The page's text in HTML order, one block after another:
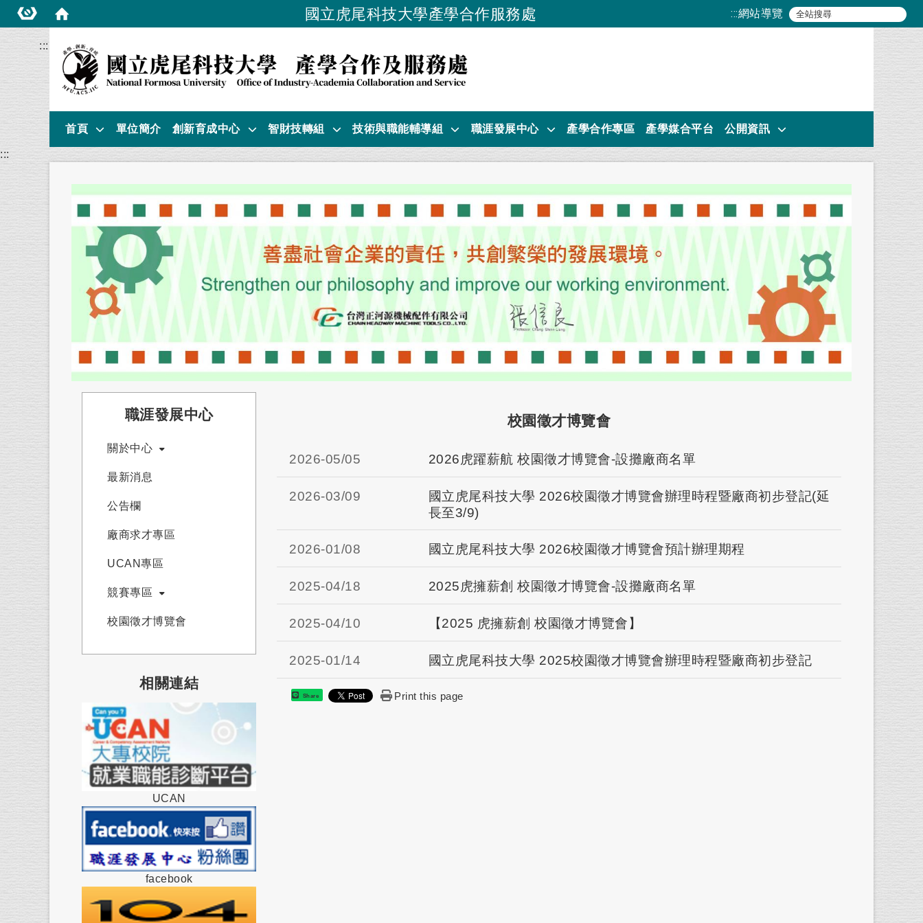
國立虎尾科技大學產學合作服務處 :::網站導覽
跳到主要內容
:::
首頁 單位簡介 創新育成中心 智財技轉組 技術與職能輔導組 職涯發展中心 產學合作專區 產學媒合平台 公開資訊
:::
職涯發展中心
關於中心
最新消息
公告欄
廠商求才專區
UCAN專區
競賽專區
校園徵才博覽會
相關連結
UCAN
facebook
校園徵才博覽會
2026-05/05 2026虎躍薪航 校園徵才博覽會-設攤廠商名單
2026-03/09
國立虎尾科技大學 2026校園徵才博覽會辦理時程暨廠商初步登記(延
長至3/9)
2026-01/08 國立虎尾科技大學 2026校園徵才博覽會預計辦理期程
2025-04/18 2025虎擁薪創 校園徵才博覽會-設攤廠商名單
2025-04/10 【2025 虎擁薪創 校園徵才博覽會】
2025-01/14 國立虎尾科技大學 2025校園徵才博覽會辦理時程暨廠商初步登記
Share Print this page